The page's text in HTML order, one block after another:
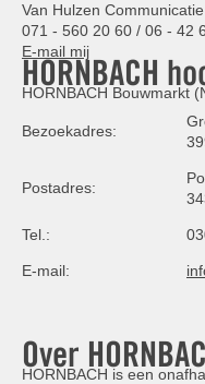
Van Hulzen Communicatie
071 - 560 20 60 / 06 - 42
E-mail mij
HORNBACH
HORNBACH Bouwmarkt
Bezoekadres:
Postadres:
Tel.:
E-mail:
Over
HORNBACH is een